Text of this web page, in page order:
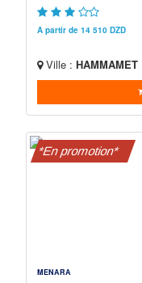
A partir de 14 510 DZD
Ville : HAMMAMET
*En promotion*
MENARA